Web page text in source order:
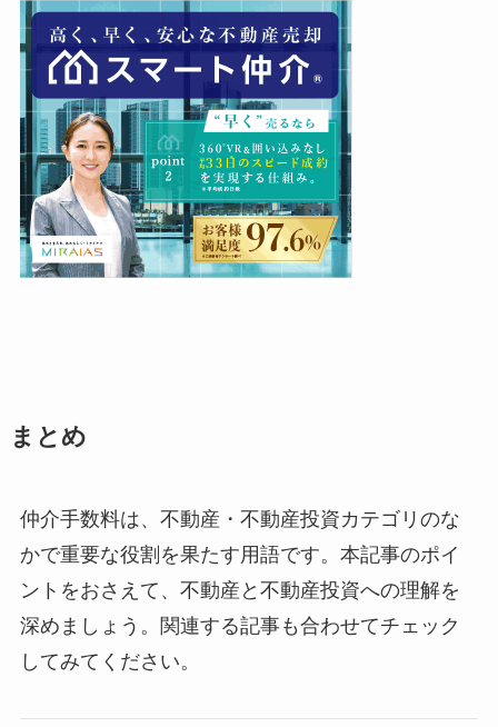
まとめ
仲介手数料は、不動産・不動産投資カテゴリのな
かで重要な役割を果たす用語です。本記事のポイ
ントをおさえて、不動産と不動産投資への理解を
深めましょう。関連する記事も合わせてチェック
してみてください。